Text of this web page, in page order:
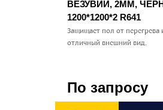
ВЕЗУВИЙ, 2ММ,
1200*1200*2 R641
Защищает пол от перегрева
отличный внешний вид.
По запросу